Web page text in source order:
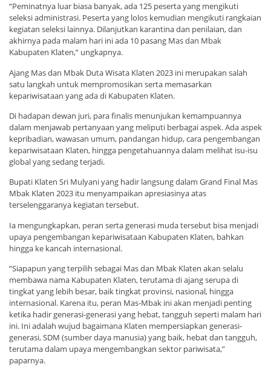
“Peminatnya luar biasa banyak, ada 125 peserta yang mengikuti
seleksi administrasi. Peserta yang lolos kemudian mengikuti rangkaian
kegiatan seleksi lainnya. Dilanjutkan karantina dan penilaian, dan
akhirnya pada malam hari ini ada 10 pasang Mas dan Mbak
Kabupaten Klaten,” ungkapnya.
Ajang Mas dan Mbak Duta Wisata Klaten 2023 ini merupakan salah
satu langkah untuk mempromosikan serta memasarkan
kepariwisataan yang ada di Kabupaten Klaten.
Di hadapan dewan juri, para finalis menunjukan kemampuannya
dalam menjawab pertanyaan yang meliputi berbagai aspek. Ada aspek
kepribadian, wawasan umum, pandangan hidup, cara pengembangan
kepariwisataan Klaten, hingga pengetahuannya dalam melihat isu-isu
global yang sedang terjadi.
Bupati Klaten Sri Mulyani yang hadir langsung dalam Grand Final Mas
Mbak Klaten 2023 itu menyampaikan apresiasinya atas
terselenggaranya kegiatan tersebut.
Ia mengungkapkan, peran serta generasi muda tersebut bisa menjadi
upaya pengembangan kepariwisataan Kabupaten Klaten, bahkan
hingga ke kancah internasional.
“Siapapun yang terpilih sebagai Mas dan Mbak Klaten akan selalu
membawa nama Kabupaten Klaten, terutama di ajang serupa di
tingkat yang lebih besar, baik tingkat provinsi, nasional, hingga
internasional. Karena itu, peran Mas-Mbak ini akan menjadi penting
ketika hadir generasi-generasi yang hebat, tangguh seperti malam hari
ini. Ini adalah wujud bagaimana Klaten mempersiapkan generasi-
generasi, SDM (sumber daya manusia) yang baik, hebat dan tangguh,
terutama dalam upaya mengembangkan sektor pariwisata,”
paparnya.